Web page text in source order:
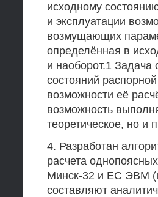
исходному
и эксплуатации
возмущающих
определённая в
и наоборот.1
состояний
возможности её
возможность
теоретическое, но и
4. Разработан
расчета
Минск-32 и ЕС ЭВМ
составляют